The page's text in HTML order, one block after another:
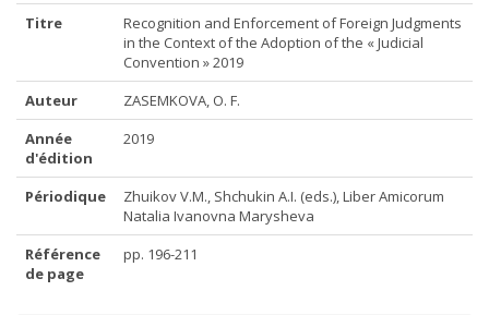
Titre
Recognition and Enforcement of Foreign Judgments
in the Context of the Adoption of the « Judicial
Convention » 2019
Auteur
ZASEMKOVA, O. F.
Année
d'édition
2019
Périodique
Zhuikov V.M., Shchukin A.I. (eds.), Liber Amicorum
Natalia Ivanovna Marysheva
Référence
de page
pp. 196-211